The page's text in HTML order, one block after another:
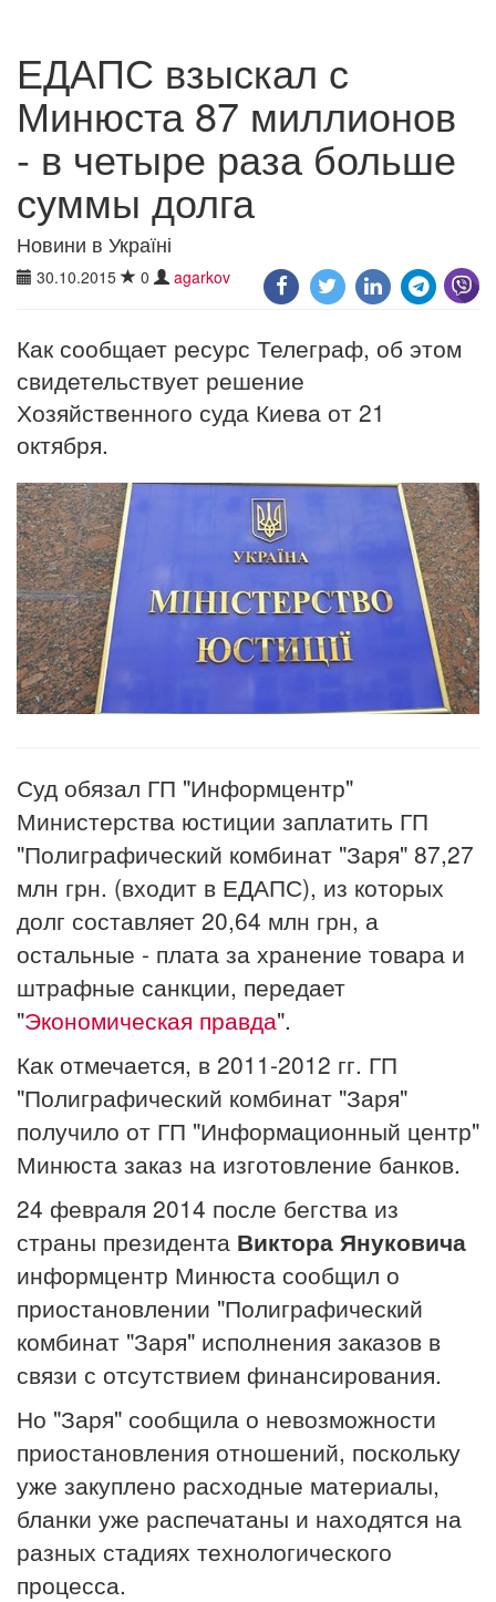
ЕДАПС взыскал с
Минюста 87 миллионов
- в четыре раза больше
суммы долга
Новини в Україні
30.10.2015 0 agarkov
Как сообщает ресурс Телеграф, об этом
свидетельствует решение
Хозяйственного суда Киева от 21
октября.
Суд обязал ГП "Информцентр"
Министерства юстиции заплатить ГП
"Полиграфический комбинат "Заря" 87,27
млн грн. (входит в ЕДАПС), из которых
долг составляет 20,64 млн грн, а
остальные - плата за хранение товара и
штрафные санкции, передает
"Экономическая правда".
Как отмечается, в 2011-2012 гг. ГП
"Полиграфический комбинат "Заря"
получило от ГП "Информационный центр"
Минюста заказ на изготовление банков.
24 февраля 2014 после бегства из
страны президента Виктора Януковича
информцентр Минюста сообщил о
приостановлении "Полиграфический
комбинат "Заря" исполнения заказов в
связи с отсутствием финансирования.
Но "Заря" сообщила о невозможности
приостановления отношений, поскольку
уже закуплено расходные материалы,
бланки уже распечатаны и находятся на
разных стадиях технологического
процесса.